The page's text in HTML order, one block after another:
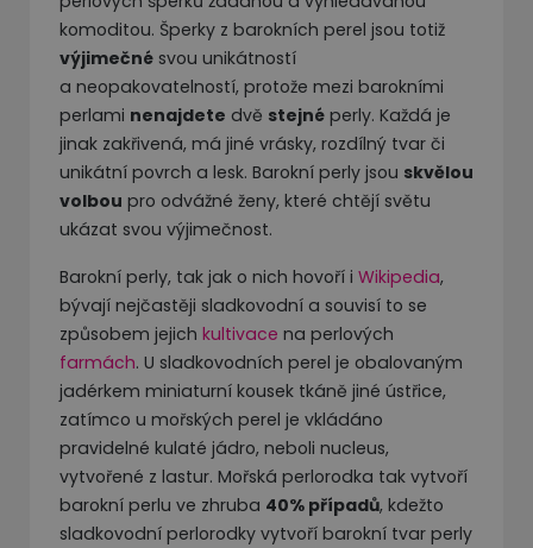
komoditou. Šperky z barokních perel jsou totiž
výjimečné svou unikátností
a neopakovatelností, protože mezi barokními
perlami nenajdete dvě stejné perly. Každá je
jinak zakřivená, má jiné vrásky, rozdílný tvar či
unikátní povrch a lesk. Barokní perly jsou skvělou
volbou pro odvážné ženy, které chtějí světu
ukázat svou výjimečnost.
Barokní perly, tak jak o nich hovoří i Wikipedia,
bývají nejčastěji sladkovodní a souvisí to se
způsobem jejich kultivace na perlových
farmách. U sladkovodních perel je obalovaným
jadérkem miniaturní kousek tkáně jiné ústřice,
zatímco u mořských perel je vkládáno
pravidelné kulaté jádro, neboli nucleus,
vytvořené z lastur. Mořská perlorodka tak vytvoří
barokní perlu ve zhruba 40% případů, kdežto
sladkovodní perlorodky vytvoří barokní tvar perly